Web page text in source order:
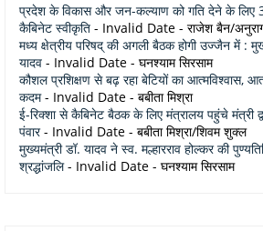
प्रदेश के विकास और जन-कल्याण को गति देने के लिए
कैबिनेट स्वीकृति - Invalid Date - राजेश बैन/
मध्य क्षेत्रीय परिषद् की अगली बैठक होगी उज्जैन में :
यादव - Invalid Date - घनश्याम सिरसाम
कौशल प्रशिक्षण से बढ़ रहा बेटियों का आत्मविश्वास,
कदम- Invalid Date - बबीता मिश्रा
ई-रिक्शा से कैबिनेट बैठक के लिए मंत्रालय पहुंचे मंत्री
पंवार- Invalid Date - बबीता मिश्रा/शिवम शुक्ल
मुख्यमंत्री डॉ. यादव ने स्व. मल्हारराव होल्कर की
श्रद्धांजलि- Invalid Date - घनश्याम सिरसाम